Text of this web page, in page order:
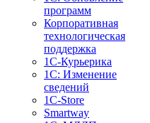
программ
Корпоративная
технологическая
поддержка
1С-Курьерика
1С: Изменение
сведений
1C-Store
Smartway